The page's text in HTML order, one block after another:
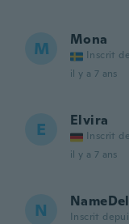
M Mona
Inscrit
il y a 7 ans
E Elvira
Inscrit
il y a 7 ans
N Inscrit